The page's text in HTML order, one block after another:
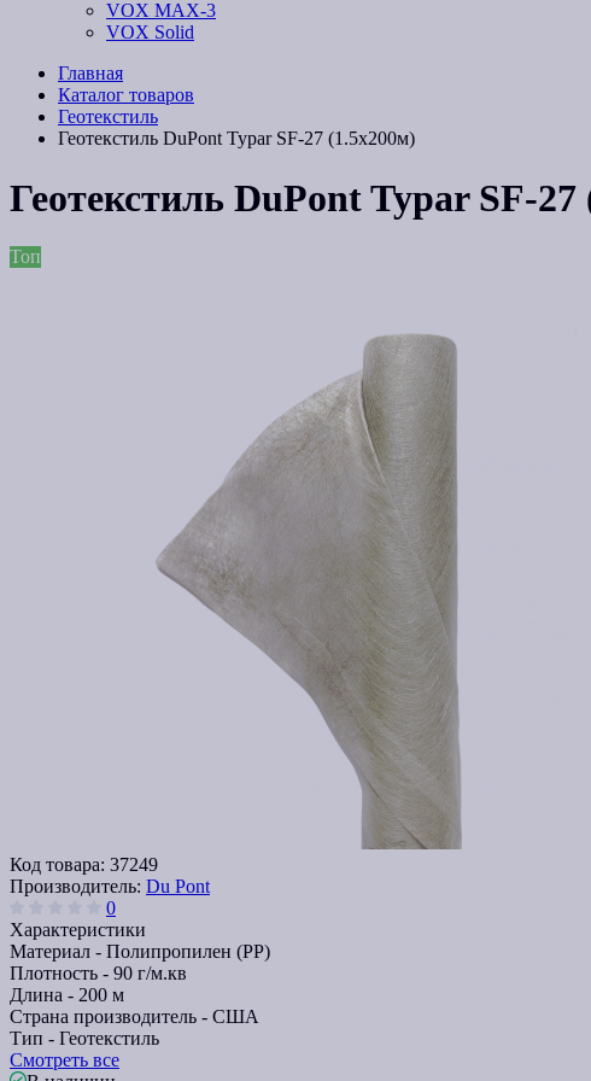
VOX MAX-3
VOX Solid
Главная
Каталог товаров
Геотекстиль
Геотекстиль DuPont Typar SF-27 (1.5x200м)
Геотекстиль DuPont Typar SF-27
Топ
Код товара: 37249
Производитель: Du Pont
0
Характеристики
Материал - Полипропилен (PP)
Плотность - 90 г/м.кв
Длина - 200 м
Страна производитель - США
Тип - Геотекстиль
Смотреть все